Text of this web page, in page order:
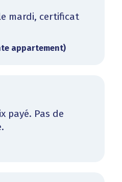
mardi, certificat
appartement)
payé. Pas de